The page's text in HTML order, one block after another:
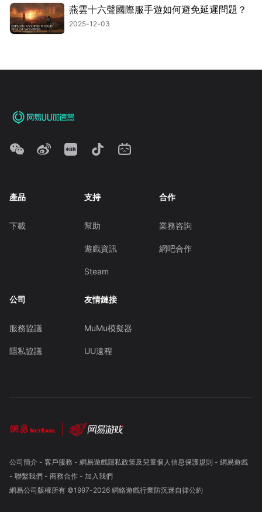
燕雲十六聲國際服手遊如何避免延遲問題？
2025-12-03
產品
下載
支持
幫助
遊戲資訊
Steam
合作
業務咨詢
網吧合作
公司
服務協議
隱私協議
友情鏈接
MuMu模擬器
UU遠程
公司簡介- 客戶服務 - 網易遊戲隱私政策及兒童個人信息保護規則 - 網易遊戲
- 聯繫我們- 商務合作- 加入我們
網易公司版權所有 ©1997-2026 網絡遊戲行業防沉迷自律公約